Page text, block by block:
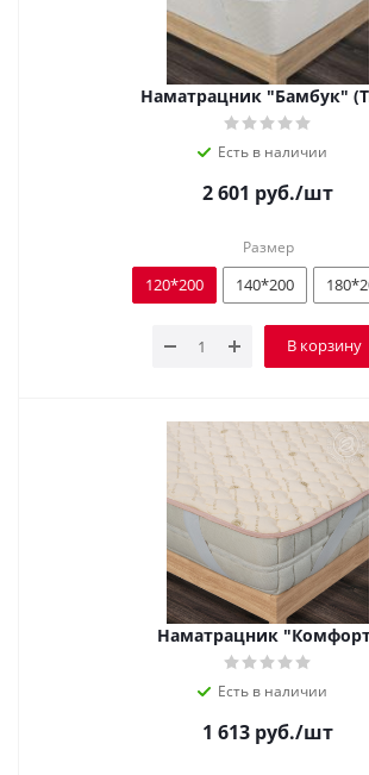
Наматрацник "Бамбук"
Есть в наличии
2 601 руб./шт
Размер
120*200 140*200
В корзину
Наматрацник
Есть в наличии
1 613 руб./шт